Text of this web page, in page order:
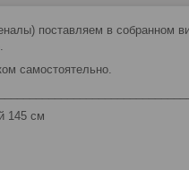
поставляем в собранном
самостоятельно.
145 см